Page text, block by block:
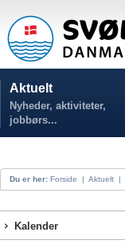
Aktuelt
Nyheder, aktiviteter,
jobbørs...
Du er her: Forside | Aktuelt |
Kalender